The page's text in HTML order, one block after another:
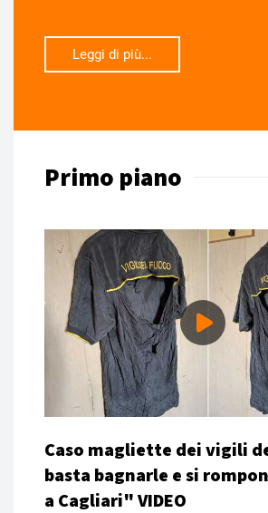
Leggi di più...
Primo piano
Caso magliette dei vigili
basta bagnarle e si
a Cagliari" VIDEO